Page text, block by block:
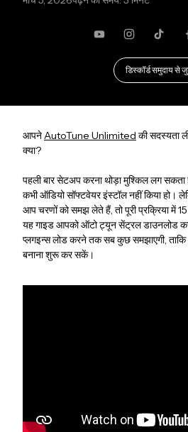
यूट्यूब
डिस्कॉर्ड समुदाय से
आपनेAutoTune Unlimited की सदस्यता
क्या?
पहली बार सेटअप करना थोड़ा मुश्किल लग
कभी ऑडियो सॉफ्टवेयर इंस्टॉल नहीं किया हो।
आप चरणों को समझ लेते हैं, तो पूरी प्रक्रिया में
यह गाइड आपको ऑटो ट्यून सेंट्रल डाउनलोड
प्लगइन्स लोड करने तक सब कुछ समझाएगी,
बनाना शुरू कर सकें।